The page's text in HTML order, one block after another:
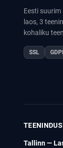
Eesti suurim
laos, 3
kohaliku
SSL
Tallinn —